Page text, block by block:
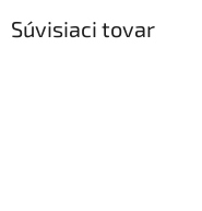
Súvisiaci tovar